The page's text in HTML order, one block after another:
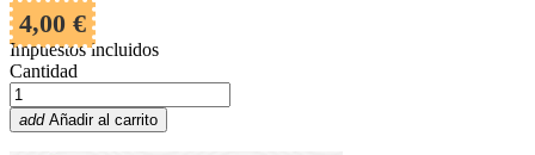
4,00 €
Impuestos incluidos
Cantidad
add Añadir al carrito